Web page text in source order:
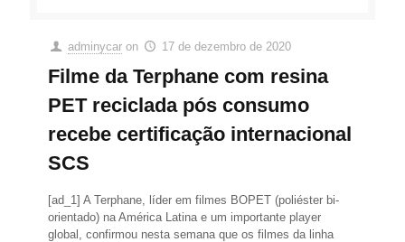
adminycar on 17 de dezembro de 2020
Filme da Terphane com resina
PET reciclada pós consumo
recebe certificação internacional
SCS
[ad_1] A Terphane, líder em filmes BOPET (poliéster bi-
orientado) na América Latina e um importante player
global, confirmou nesta semana que os filmes da linha